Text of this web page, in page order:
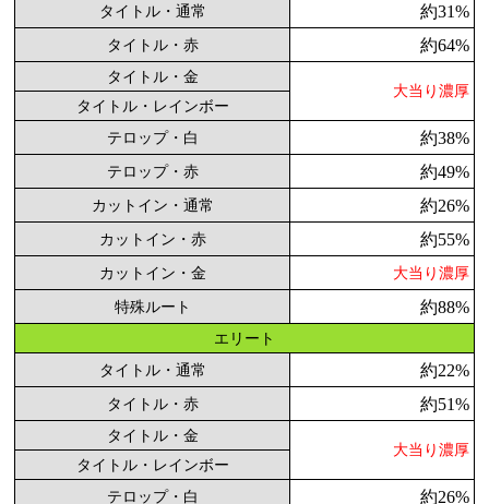
タイトル・通常
約31%
タイトル・赤 約64%
タイトル・金
大当り濃厚
タイトル・レインボー
テロップ・白
約38%
テロップ・赤 約49%
カットイン・通常 約26%
カットイン・赤 約55%
カットイン・金 大当り濃厚
特殊ルート 約88%
エリート
タイトル・通常
約22%
タイトル・赤 約51%
タイトル・金
大当り濃厚
タイトル・レインボー
テロップ・白
約26%